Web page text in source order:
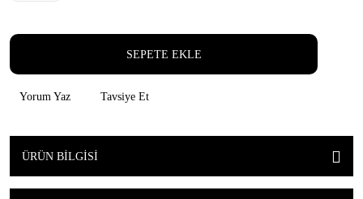
SEPETE EKLE
Yorum Yaz Tavsiye Et
ÜRÜN BILGISI